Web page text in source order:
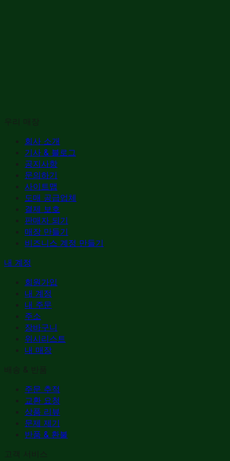
우리 매장
회사 소개
기사 & 블로그
공지사항
문의하기
사이트맵
도매 공급업체
결제 보호
판매자 되기
매장 만들기
비즈니스 계정 만들기
내 계정
회원가입
내 계정
내 주문
주소
장바구니
위시리스트
내 매장
배송 & 반품
주문 추적
교환 요청
상품 리뷰
문제 제기
반품 & 환불
고객 서비스